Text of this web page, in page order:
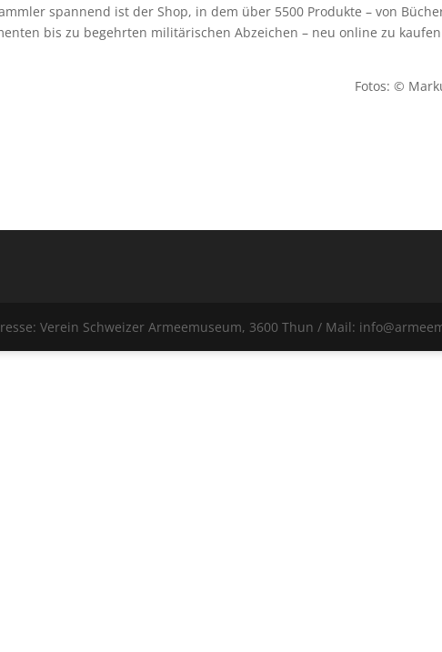
spannend ist der Shop, in dem über 5500 Produkte – von
bis zu begehrten militärischen Abzeichen – neu online zu
Fotos: ©
Verein Schweizer Armeemuseum, 3600 Thun / Mail: